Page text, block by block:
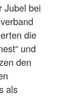
Jubel bei
die
und
den
als